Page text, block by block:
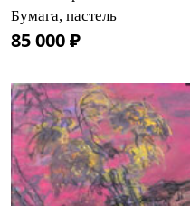
Бумага, пастель
85 000 ₽